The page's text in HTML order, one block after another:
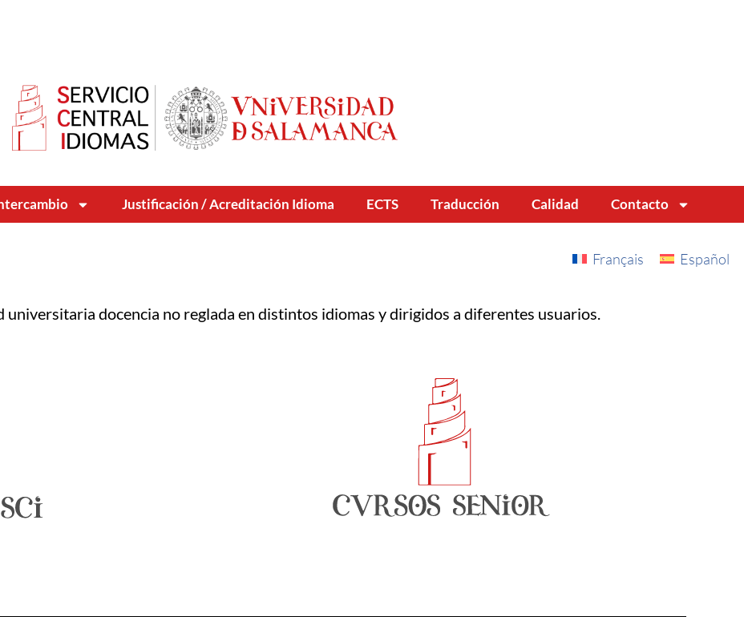
Justificación / Acreditación Idioma ECTS Traducción Calidad Contacto
Français Español
universitaria docencia no reglada en distintos idiomas y dirigidos a diferentes usuarios.